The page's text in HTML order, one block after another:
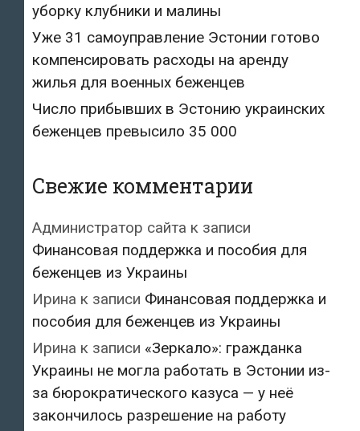
уборку клубники и малины
Уже 31 самоуправление Эстонии готово
компенсировать расходы на аренду
жилья для военных беженцев
Число прибывших в Эстонию украинских
беженцев превысило 35 000
Свежие комментарии
Администратор сайта к записи
Финансовая поддержка и пособия для
беженцев из Украины
Ирина к записи Финансовая поддержка и
пособия для беженцев из Украины
Ирина к записи «Зеркало»: гражданка
Украины не могла работать в Эстонии из-
за бюрократического казуса — у неё
закончилось разрешение на работу